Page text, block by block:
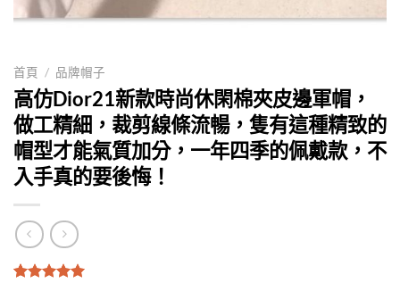
首頁 / 品牌帽子
高仿Dior21新款時尚休閑棉夾皮邊軍帽，
做工精細，裁剪線條流暢，隻有這種精致的
帽型才能氣質加分，一年四季的佩戴款，不
入手真的要後悔！